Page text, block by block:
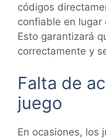
códigos
confiable en lugar
Esto garantizará
correctamente y
Falta de
juego
En ocasiones, los